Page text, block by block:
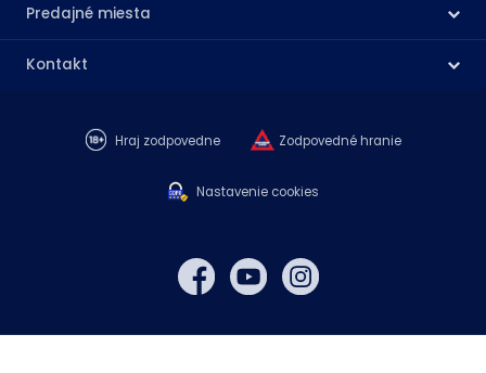
Predajné miesta
Kontakt
Hraj zodpovedne Zodpovedné hranie
Nastavenie cookies